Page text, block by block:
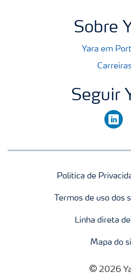
Sobre
Yara em
Seguir
linkedin
Política de
Termos de uso dos
Linha direta
Mapa do
2026